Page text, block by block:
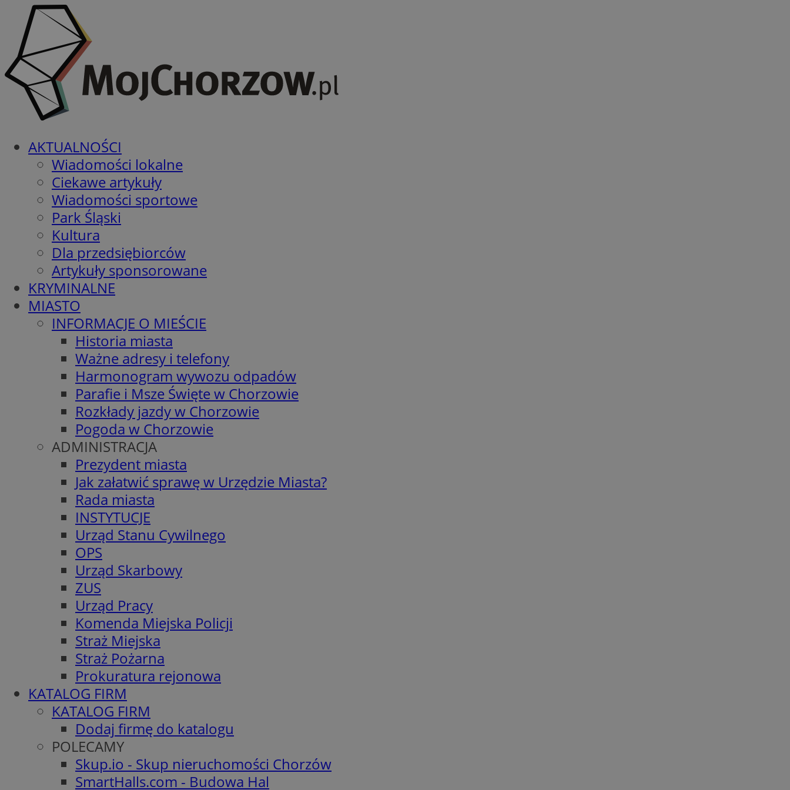
AKTUALNOŚCI
Wiadomości lokalne
Ciekawe artykuły
Wiadomości sportowe
Park Śląski
Kultura
Dla przedsiębiorców
Artykuły sponsorowane
KRYMINALNE
MIASTO
INFORMACJE O MIEŚCIE
Historia miasta
Ważne adresy i telefony
Harmonogram wywozu odpadów
Parafie i Msze Święte w Chorzowie
Rozkłady jazdy w Chorzowie
Pogoda w Chorzowie
ADMINISTRACJA
Prezydent miasta
Jak załatwić sprawę w Urzędzie Miasta?
Rada miasta
INSTYTUCJE
Urząd Stanu Cywilnego
OPS
Urząd Skarbowy
ZUS
Urząd Pracy
Komenda Miejska Policji
Straż Miejska
Straż Pożarna
Prokuratura rejonowa
KATALOG FIRM
KATALOG FIRM
Dodaj firmę do katalogu
POLECAMY
Skup.io - Skup nieruchomości Chorzów
SmartHalls.com - Budowa Hal